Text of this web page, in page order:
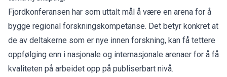
Fjordkonferansen har som uttalt mål å være en arena for å
bygge regional forskningskompetanse. Det betyr konkret at
de av deltakerne som er nye innen forskning, kan få tettere
oppfølging enn i nasjonale og internasjonale arenaer for å få
kvaliteten på arbeidet opp på publiserbart nivå.